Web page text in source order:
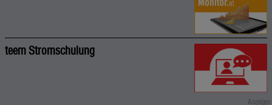
teem Stromschulung